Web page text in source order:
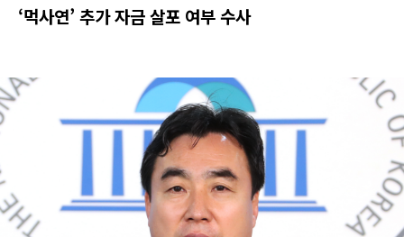
‘먹사연’ 추가 자금 살포 여부 수사